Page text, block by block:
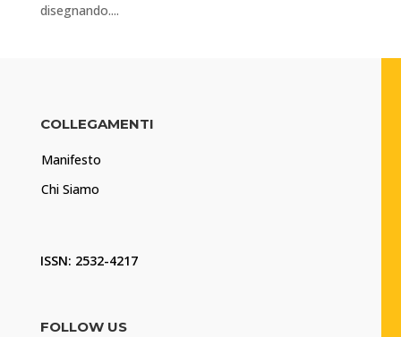
disegnando....
COLLEGAMENTI
Manifesto
Chi Siamo
ISSN: 2532-4217
FOLLOW US